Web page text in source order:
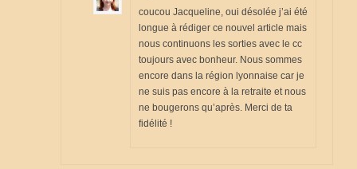
coucou Jacqueline, oui désolée j’ai été
longue à rédiger ce nouvel article mais
nous continuons les sorties avec le cc
toujours avec bonheur. Nous sommes
encore dans la région lyonnaise car je
ne suis pas encore à la retraite et nous
ne bougerons qu’après. Merci de ta
fidélité !